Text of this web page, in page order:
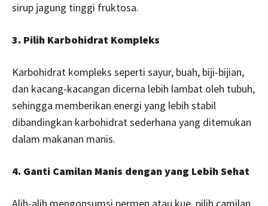
sirup jagung tinggi fruktosa.
3. Pilih Karbohidrat Kompleks
Karbohidrat kompleks seperti sayur, buah, biji-bijian,
dan kacang-kacangan dicerna lebih lambat oleh tubuh,
sehingga memberikan energi yang lebih stabil
dibandingkan karbohidrat sederhana yang ditemukan
dalam makanan manis.
4. Ganti Camilan Manis dengan yang Lebih Sehat